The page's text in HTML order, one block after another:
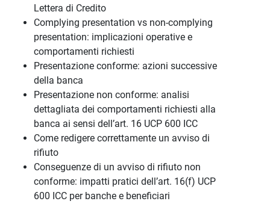
Lettera di Credito
Complying presentation vs non-complying
presentation: implicazioni operative e
comportamenti richiesti
Presentazione conforme: azioni successive
della banca
Presentazione non conforme: analisi
dettagliata dei comportamenti richiesti alla
banca ai sensi dell’art. 16 UCP 600 ICC
Come redigere correttamente un avviso di
rifiuto
Conseguenze di un avviso di rifiuto non
conforme: impatti pratici dell’art. 16(f) UCP
600 ICC per banche e beneficiari